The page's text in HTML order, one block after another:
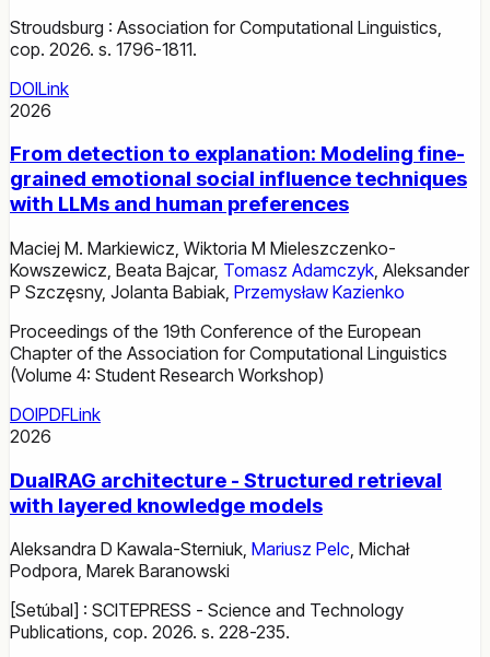
Stroudsburg : Association for Computational Linguistics,
cop. 2026. s. 1796-1811.
DOILink
2026
From detection to explanation: Modeling fine-
grained emotional social influence techniques
with LLMs and human preferences
Maciej M. Markiewicz Wiktoria M Mieleszczenko-
Kowszewicz Beata Bajcar, Tomasz Adamczyk Aleksander
P Szczęsny, Jolanta Babiak Przemysław Kazienko
Proceedings of the 19th Conference of the European
Chapter of the Association for Computational Linguistics
(Volume 4: Student Research Workshop)
DOIPDFLink
2026
DualRAG architecture - Structured retrieval
with layered knowledge models
Aleksandra D Kawala-Sterniuk, Mariusz Pelc, Michał
Podpora, Marek Baranowski
[Setúbal] : SCITEPRESS - Science and Technology
Publications, cop. 2026. s. 228-235.